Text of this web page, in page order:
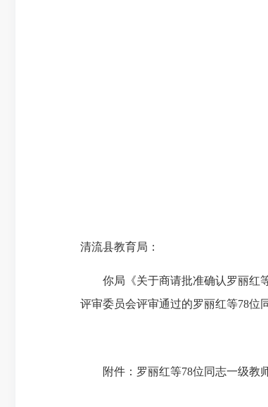
清流县教育局：
你局《关于商请批准确认罗丽红
评审委员会评审通过的罗丽红等78位
附件：罗丽红等78位同志一级教